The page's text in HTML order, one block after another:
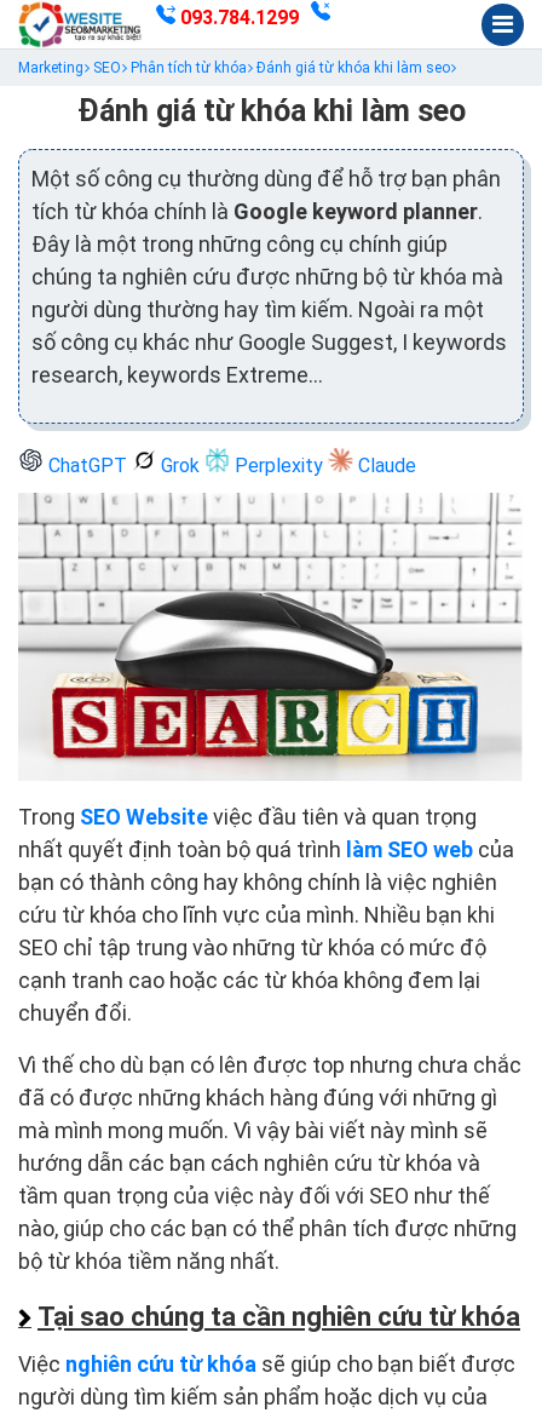
093.784.1299
Marketing SEO Phân tích từ khóa Đánh giá từ khóa khi làm seo
Đánh giá từ khóa khi làm seo
Một số công cụ thường dùng để hỗ trợ bạn phân
tích từ khóa chính là Google keyword planner.
Đây là một trong những công cụ chính giúp
chúng ta nghiên cứu được những bộ từ khóa mà
người dùng thường hay tìm kiếm. Ngoài ra một
số công cụ khác như Google Suggest, I keywords
research, keywords Extreme…
ChatGPT Grok Perplexity Claude
Trong SEO Websiteviệc đầu tiên và quan trọng
nhất quyết định toàn bộ quá trình làm SEO web của
bạn có thành công hay không chính là việc nghiên
cứu từ khóa cho lĩnh vực của mình. Nhiều bạn khi
SEO chỉ tập trung vào những từ khóa có mức độ
cạnh tranh cao hoặc các từ khóa không đem lại
chuyển đổi.
Vì thế cho dù bạn có lên được top nhưng chưa chắc
đã có được những khách hàng đúng với những gì
mà mình mong muốn. Vì vậy bài viết này mình sẽ
hướng dẫn các bạn cách nghiên cứu từ khóa và
tầm quan trọng của việc này đối với SEO như thế
nào, giúp cho các bạn có thể phân tích được những
bộ từ khóa tiềm năng nhất.
Tại sao chúng ta cần nghiên cứu từ khóa
Việc nghiên cứu từ khóa sẽ giúp cho bạn biết được
người dùng tìm kiếm sản phẩm hoặc dịch vụ của